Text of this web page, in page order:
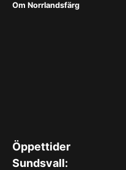
Om Norrlandsfärg
Öppettider
Sundsvall: